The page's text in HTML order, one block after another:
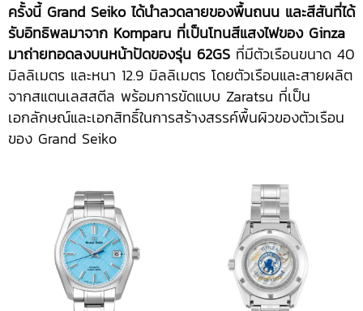
ครั้งนี้ Grand Seiko ได้นำลวดลายของพื้นถนน และสีสันที่ได้
รับอิทธิพลมาจาก Komparu ที่เป็นโทนสีแสงไฟของ Ginza
มาถ่ายทอดลงบนหน้าปัดของรุ่น 62GS ที่มีตัวเรือนขนาด 40
มิลลิเมตร และหนา 12.9 มิลลิเมตร โดยตัวเรือนและสายผลิต
จากสแตนเลสสตีล พร้อมการขัดแบบ Zaratsu ที่เป็น
เอกลักษณ์และเอกสิทธิ์ในการสร้างสรรค์พื้นผิวของตัวเรือน
ของ Grand Seiko